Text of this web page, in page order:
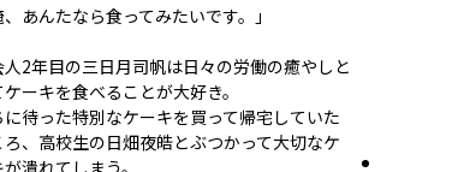
、あんたなら食ってみたいです。」
人2年目の三日月司帆は日々の労働の癒やしと
ケーキを食べることが大好き。
に待った特別なケーキを買って帰宅していた
ろ、高校生の日畑夜皓とぶつかって大切なケ
潰れてしまう。